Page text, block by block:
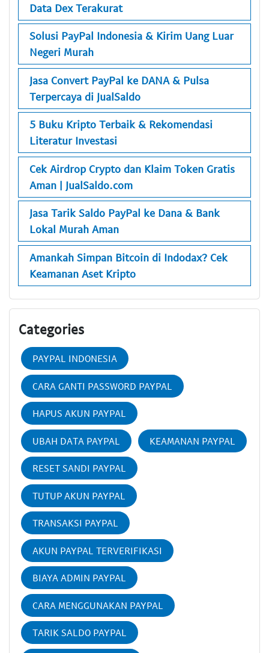
Data Dex Terakurat
Solusi PayPal Indonesia & Kirim Uang Luar
Negeri Murah
Jasa Convert PayPal ke DANA & Pulsa
Terpercaya di JualSaldo
5 Buku Kripto Terbaik & Rekomendasi
Literatur Investasi
Cek Airdrop Crypto dan Klaim Token Gratis
Aman | JualSaldo.com
Jasa Tarik Saldo PayPal ke Dana & Bank
Lokal Murah Aman
Amankah Simpan Bitcoin di Indodax? Cek
Keamanan Aset Kripto
Categories
PAYPAL INDONESIA
CARA GANTI PASSWORD PAYPAL
HAPUS AKUN PAYPAL
UBAH DATA PAYPAL KEAMANAN PAYPAL
RESET SANDI PAYPAL
TUTUP AKUN PAYPAL
TRANSAKSI PAYPAL
AKUN PAYPAL TERVERIFIKASI
BIAYA ADMIN PAYPAL
CARA MENGGUNAKAN PAYPAL
TARIK SALDO PAYPAL